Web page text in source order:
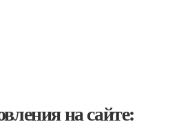
на сайте: